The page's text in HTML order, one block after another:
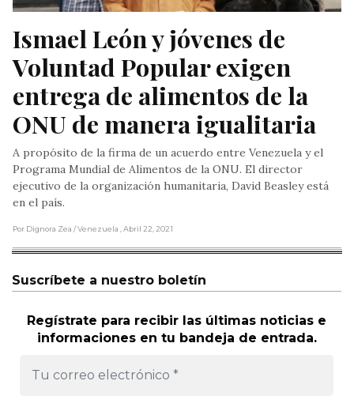
Ismael León y jóvenes de
Voluntad Popular exigen
entrega de alimentos de la
ONU de manera igualitaria
A propósito de la firma de un acuerdo entre Venezuela y el
Programa Mundial de Alimentos de la ONU. El director
ejecutivo de la organización humanitaria, David Beasley está
en el país.
Por Dignora Zea / Venezuela , Abril 22, 2021
Suscríbete a nuestro boletín
Regístrate para recibir las últimas noticias e
informaciones en tu bandeja de entrada.